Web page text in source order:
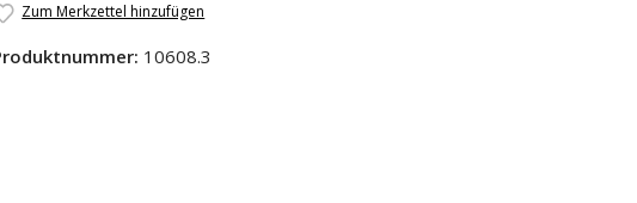
Zum Merkzettel hinzufügen
10608.3